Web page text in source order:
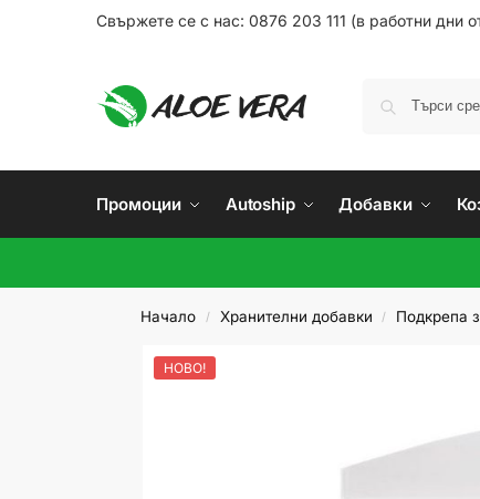
Свържете се с нас: 0876 203 111 (в работни дни
Промоции Autoship Добавки
Начало / Хранителни добавки / Подкрепа
НОВО!